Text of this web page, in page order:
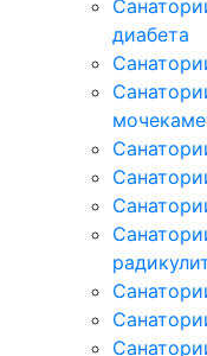
диабета